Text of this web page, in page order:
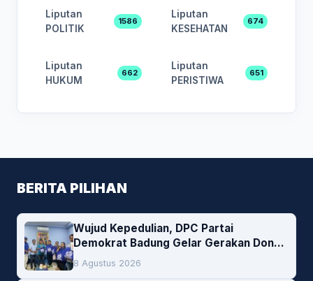
Liputan
POLITIK
1586
Liputan
KESEHATAN
674
Liputan
HUKUM
662
Liputan
PERISTIWA
651
BERITA PILIHAN
Wujud Kepedulian, DPC Partai
Demokrat Badung Gelar Gerakan Donor
Darah
8 Agustus 2026